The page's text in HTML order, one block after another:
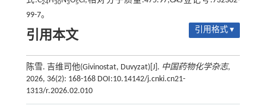
24 30 3 5
99-7。
引用本文 引用格式 ▾
陈雪. 吉维司他(Givinostat, Duvyzat)[J]. 中国药物化学杂志,
2026, 36(2): 168-168 DOI:10.14142/j.cnki.cn21-
1313/r.2026.02.010